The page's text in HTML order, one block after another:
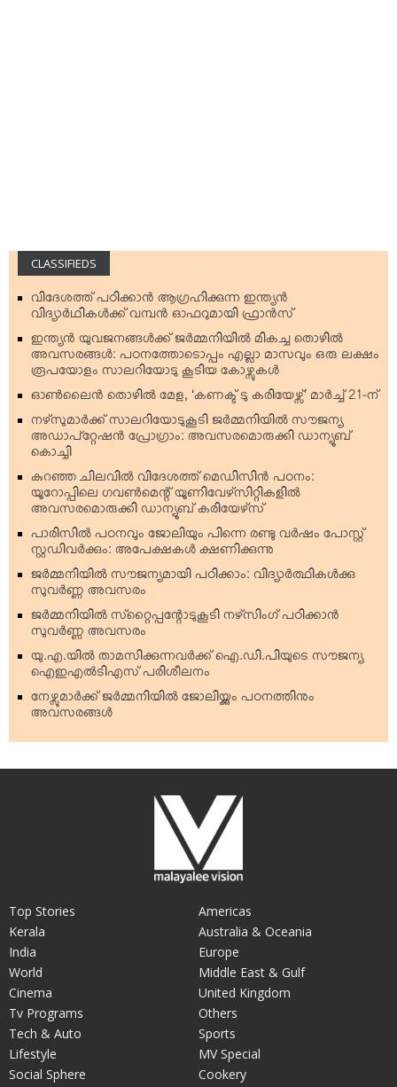
CLASSIFIEDS
വിദേശത്ത് പഠിക്കാന്‍ ആഗ്രഹിക്കുന്ന ഇന്ത്യന്‍
വിദ്യാര്‍ഥികള്‍ക്ക് വമ്പന്‍ ഓഫറുമായി ഫ്രാന്‍സ്
ഇന്ത്യന്‍ യുവജനങ്ങള്‍ക്ക് ജര്‍മ്മനിയില്‍ മികച്ച തൊഴില്‍
അവസരങ്ങള്‍: പഠനത്തോടൊപ്പം എല്ലാ മാസവും ഒരു ലക്ഷം
രൂപയോളം സാലറിയോടു കൂടിയ കോഴ്സുകള്‍
ഓണ്‍ലൈന്‍ തൊഴില്‍ മേള, ‘കണക്ട് ടു കരിയേഴ്സ്’ മാര്‍ച്ച് 21-ന്
നഴ്‌സുമാര്‍ക്ക് സാലറിയോടുകൂടി ജര്‍മ്മനിയില്‍ സൗജന്യ
അഡാപ്റ്റേഷന്‍ പ്രോഗ്രാം: അവസരമൊരുക്കി ഡാന്യൂബ്
കൊച്ചി
കുറഞ്ഞ ചിലവില്‍ വിദേശത്ത് മെഡിസിന്‍ പഠനം:
യൂറോപ്പിലെ ഗവണ്‍മെന്റ് യൂണിവേഴ്‌സിറ്റികളില്‍
അവസരമൊരുക്കി ഡാന്യൂബ് കരിയേഴ്‌സ്
പാരിസില്‍ പഠനവും ജോലിയും പിന്നെ രണ്ടു വര്‍ഷം പോസ്റ്റ്
സ്റ്റഡിവര്‍ക്കും: അപേക്ഷകള്‍ ക്ഷണിക്കുന്നു
ജര്‍മ്മനിയില്‍ സൗജന്യമായി പഠിക്കാം: വിദ്യാര്‍ത്ഥികള്‍ക്കു
സുവര്‍ണ്ണ അവസരം
ജര്‍മ്മനിയില്‍ സ്‌റ്റൈപ്പന്റോടുകൂടി നഴ്‌സിംഗ് പഠിക്കാന്‍
സുവര്‍ണ്ണ അവസരം
യു.എ.യില്‍ താമസിക്കുന്നവര്‍ക്ക് ഐ.ഡി.പിയുടെ സൗജന്യ
ഐഇഎല്‍ടിഎസ് പരിശീലനം
നേഴ്സുമാര്‍ക്ക് ജര്‍മ്മനിയില്‍ ജോലിയ്ക്കും പഠനത്തിനും
അവസരങ്ങള്‍
Top Stories
Kerala
India
World
Cinema
Tv Programs
Tech & Auto
Americas
Australia & Oceania
Europe
Middle East & Gulf
United Kingdom
Others
Sports
Lifestyle
Social Sphere
MV Special
Cookery